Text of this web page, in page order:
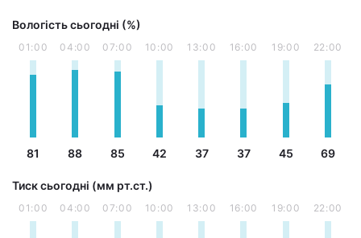
Вологість сьогодні (%)
01:00
81
04:00
88
07:00
85
10:00
42
13:00
37
16:00
37
19:00
45
22:00
69
Тиск сьогодні (мм рт.ст.)
01:00 04:00 07:00 10:00 13:00 16:00 19:00 22:00